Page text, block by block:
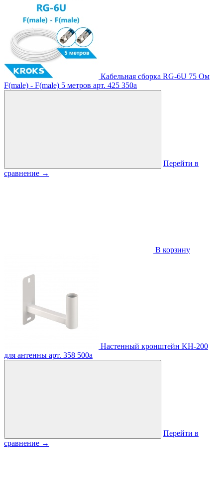
Кабельная сборка RG-6U 75 Ом
F(male) - F(male) 5 метров арт. 425 350a
Перейти в
сравнение →
В корзину
Настенный кронштейн KH-200
для антенны арт. 358 500a
Перейти в
сравнение →